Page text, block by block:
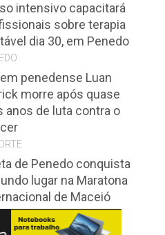
intensivo capacitará
sobre terapia
dia 30, em Penedo
penedense Luan
morre após quase
anos de luta contra o
de Penedo conquista
lugar na Maratona
de Maceió